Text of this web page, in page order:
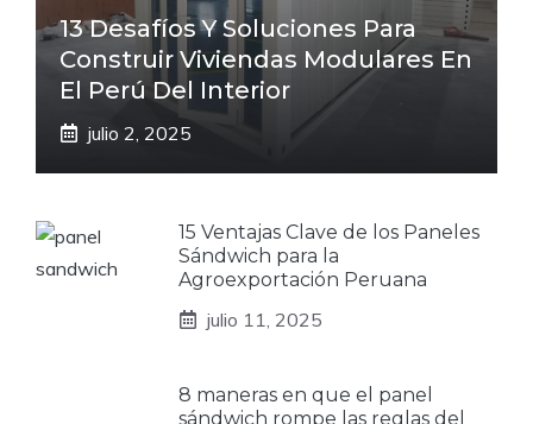
13 Desafíos Y Soluciones Para
Construir Viviendas Modulares En
El Perú Del Interior
julio 2, 2025
15 Ventajas Clave de los Paneles
Sándwich para la
Agroexportación Peruana
julio 11, 2025
8 maneras en que el panel
sándwich rompe las reglas del